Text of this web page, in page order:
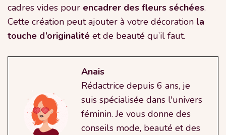
cadres vides pour encadrer des fleurs séchées.
Cette création peut ajouter à votre décoration la
touche d’originalité et de beauté qu’il faut.
Anais
Rédactrice depuis 6 ans, je
suis spécialisée dans l'univers
féminin. Je vous donne des
conseils mode, beauté et des